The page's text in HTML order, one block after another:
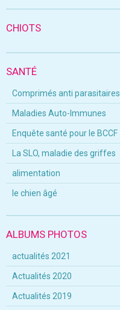
CHIOTS
SANTÉ
Comprimés anti parasitaires
Maladies Auto-Immunes
Enquête santé pour le BCCF
La SLO, maladie des griffes
alimentation
le chien âgé
ALBUMS PHOTOS
actualités 2021
Actualités 2020
Actualités 2019